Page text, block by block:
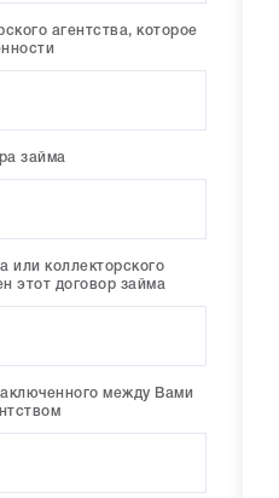
агентства, которое
займа
или коллекторского
этот договор займа
между Вами